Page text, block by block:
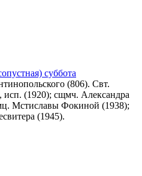
суббота
(806). Свт.
исп. (1920); сщмч. Александра
Мстиславы Фокиной (1938);
(1945).